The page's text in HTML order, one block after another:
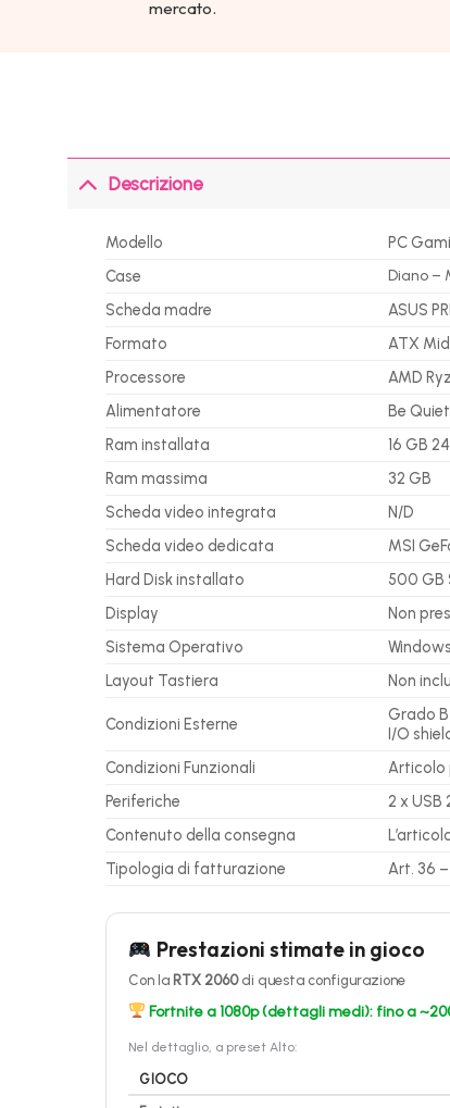
mercato.
Descrizione
Modello
PC
Case
Diano –
Scheda madre
ASUS
Formato
ATX
Processore
AMD
Alimentatore
Be
Ram installata
16 GB
Ram massima
32 GB
Scheda video integrata
N/D
Scheda video dedicata
MSI
Hard Disk installato
500 GB
Display
Non
Sistema Operativo
Layout Tastiera
Non
Condizioni Esterne
Grado
I/O
Condizioni Funzionali
Articolo
Periferiche
2 x USB
Contenuto della consegna
Tipologia di fatturazione
Art. 36
Prestazioni stimate in gioco
Con la RTX 2060di questa configurazione
Fortnite a 1080p (dettagli medi): fino a
Nel dettaglio, a preset Alto:
GIOCO